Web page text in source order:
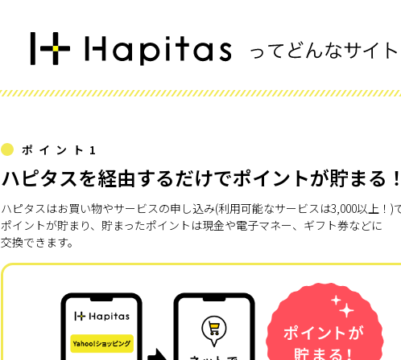
ポイント1
ハピタスを経由するだけでポイントが貯まる
ハピタスはお買い物やサービスの申し込み(利用可能なサービスは3,000以上！)
ポイントが貯まり、貯まったポイントは現金や電子マネー、ギフト券などに
交換できます。